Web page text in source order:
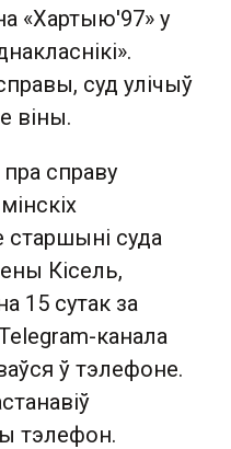
«Хартыю'97» у
суд улічыў
віны.
справу
старшыні суда
Кісель,
15 сутак за
канала
ў тэлефоне.
тэлефон.